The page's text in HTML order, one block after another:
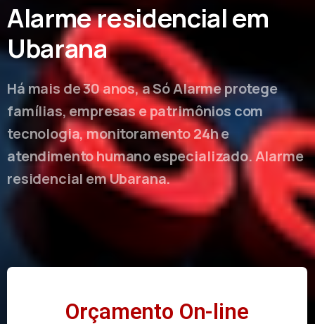
Alarme residencial em
Ubarana
Há mais de 30 anos, a Só Alarme protege
famílias, empresas e patrimônios com
tecnologia, monitoramento 24h e
atendimento humano especializado. Alarme
residencial em Ubarana.
Orçamento On-line